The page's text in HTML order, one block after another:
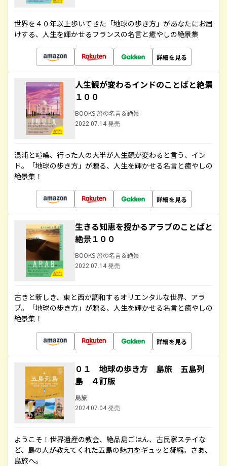
世界を４０年以上歩いてきた「地球の歩き方」があなたにお届
けする、人生を輝かせるフランスの名言と癒やしの絶景集
詳細を見る
人生観が変わるインドのことばと絶景
１００
BOOKS 旅の名言＆絶景
2022.07.14 発売
混沌と喧噪、行った人の大半が人生観が変わると言う、イン
ド。「地球の歩き方」が贈る、人生を輝かせる名言と癒やしの
絶景集！
詳細を見る
生きる知恵を授かるアラブのことばと
絶景１００
BOOKS 旅の名言＆絶景
2022.07.14 発売
古きと新しき、東と西が調和するオリエンタルな世界、アラ
ブ。「地球の歩き方」が贈る、人生を輝かせる名言と癒やしの
絶景集！
詳細を見る
０１ 地球の歩き方 島旅 五島列
島 ４訂版
島旅
2024.07.04 発売
ようこそ！世界遺産の教会、絶品島ごはん、古民家ステイな
ど、島の人が教えてくれた五島の魅力をギュッと凝縮。さあ、
島旅へ。